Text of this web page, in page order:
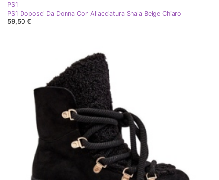
PS1
PS1 Doposci Da Donna Con Allacciatura Shala Beige Chiaro
59,50 €